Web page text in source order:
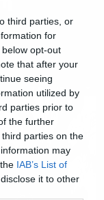
third parties, or
for
opt-out
that after your
seeing
utilized by
parties prior to
the further
parties on the
may
IAB’s List of
it to other